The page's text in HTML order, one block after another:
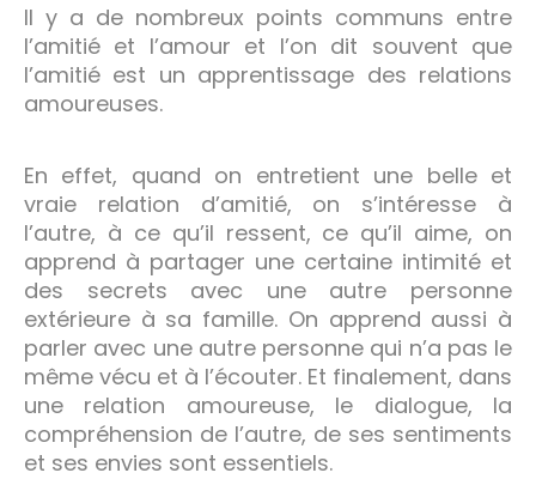
Il y a de nombreux points communs entre
l’amitié et l’amour et l’on dit souvent que
l’amitié est un apprentissage des relations
amoureuses.
En effet, quand on entretient une belle et
vraie relation d’amitié, on s’intéresse à
l’autre, à ce qu’il ressent, ce qu’il aime, on
apprend à partager une certaine intimité et
des secrets avec une autre personne
extérieure à sa famille. On apprend aussi à
parler avec une autre personne qui n’a pas le
même vécu et à l’écouter. Et finalement, dans
une relation amoureuse, le dialogue, la
compréhension de l’autre, de ses sentiments
et ses envies sont essentiels.